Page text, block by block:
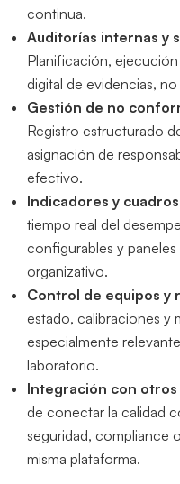
continua.
Auditorías internas y
Planificación,
digital de evidencias,
Gestión de no
Registro estructurado
asignación de
efectivo.
Indicadores y
tiempo real del
configurables y
organizativo.
Control de equipos y
estado, calibraciones y
especialmente
laboratorio.
Integración con
de conectar la calidad
seguridad, compliance
misma plataforma.